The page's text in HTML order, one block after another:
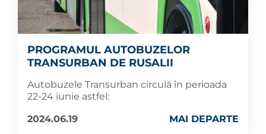
PROGRAMUL AUTOBUZELOR
TRANSURBAN DE RUSALII
Autobuzele Transurban circulă în perioada
22-24 iunie astfel:
2024.06.19
MAI DEPARTE